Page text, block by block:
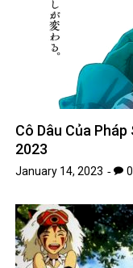
Cô Dâu Của
2023
January 14, 2023 0